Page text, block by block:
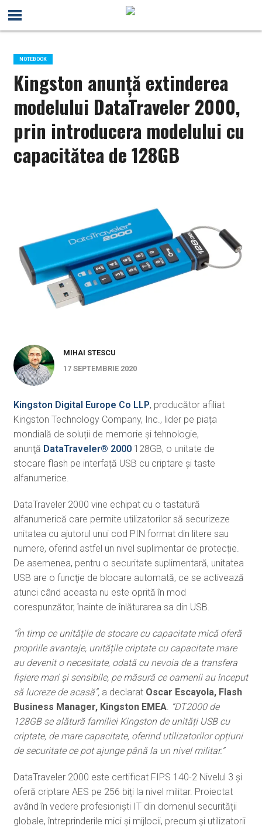
NOTEBOOK
Kingston anunţă extinderea
modelului DataTraveler 2000,
prin introducera modelului cu
capacitătea de 128GB
MIHAI STESCU
17 SEPTEMBRIE 2020
Kingston Digital Europe Co LLP, producător afiliat
Kingston Technology Company, Inc., lider pe piața
mondială de soluții de memorie și tehnologie,
anunţă DataTraveler® 2000128GB, o unitate de
stocare flash pe interfață USB cu criptare şi taste
alfanumerice.
DataTraveler 2000 vine echipat cu o tastatură
alfanumerică care permite utilizatorilor să securizeze
unitatea cu ajutorul unui cod PIN format din litere sau
numere, oferind astfel un nivel suplimentar de protecție.
De asemenea, pentru o securitate suplimentară, unitatea
USB are o funcţie de blocare automată, ce se activează
atunci când aceasta nu este oprită în mod
corespunzător, înainte de înlăturarea sa din USB.
“În timp ce unitățile de stocare cu capacitate mică oferă
propriile avantaje, unitățile criptate cu capacitate mare
au devenit o necesitate, odată cu nevoia de a transfera
fișiere mari și sensibile, pe măsură ce oamenii au început
să lucreze de acasă”, a declarat Oscar Escayola, Flash
Business Manager, Kingston EMEA. “DT2000 de
128GB se alătură familiei Kingston de unități USB cu
criptate, de mare capacitate, oferind utilizatorilor opțiuni
de securitate ce pot ajunge până la un nivel militar.”
DataTraveler 2000 este certificat FIPS 140-2 Nivelul 3 și
oferă criptare AES pe 256 biți la nivel militar. Proiectat
având în vedere profesioniști IT din domeniul securității
globale, întreprinderile mici și mijlocii, precum și utilizatorii